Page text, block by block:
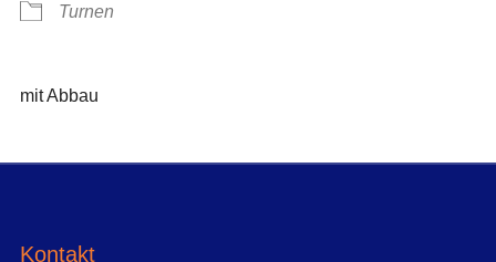
Turnen
mit Abbau
Kontakt